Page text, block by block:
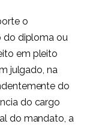
o
do diploma ou
em pleito
julgado, na
do
do cargo
do mandato, a